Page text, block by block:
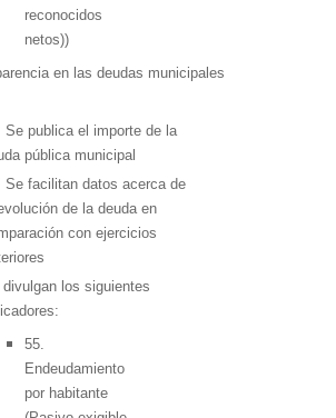
reconocidos
netos))
en las deudas municipales
Se publica el importe de la
pública municipal
Se facilitan datos acerca de
de la deuda en
con ejercicios
divulgan los siguientes
55.
Endeudamiento
por habitante